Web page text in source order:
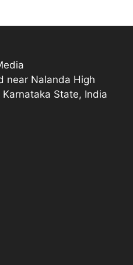
near Nalanda High
State, India